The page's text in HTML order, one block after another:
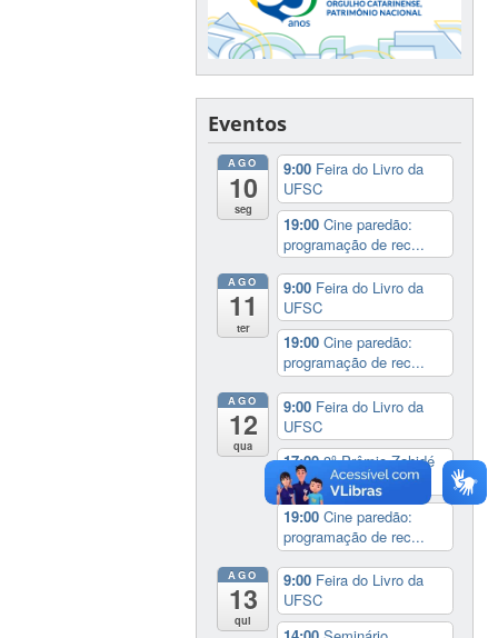
Eventos
AGO
10
seg
9:00 Feira do Livro da
UFSC
19:00Cine paredão:
programação de rec...
AGO
11
ter
9:00 Feira do Livro da
UFSC
19:00Cine paredão:
programação de rec...
AGO
12
qua
9:00 Feira do Livro da
UFSC
17:003º Prêmio Zahidé
Muzart
19:00Cine paredão:
programação de rec...
AGO
13
qui
9:00 Feira do Livro da
UFSC